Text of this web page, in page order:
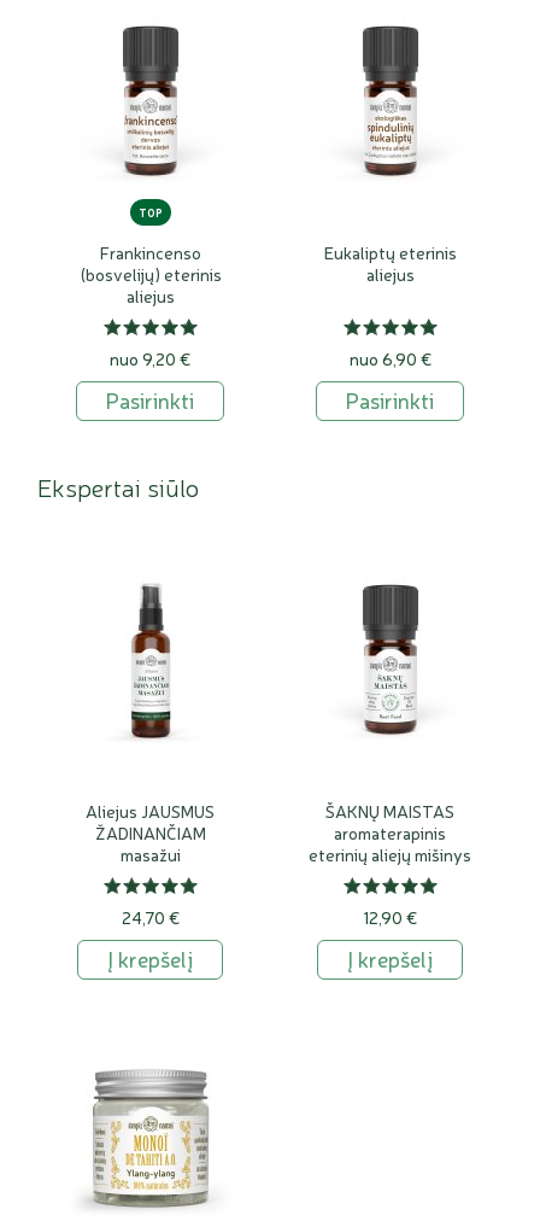
TOP
Frankincenso
(bosvelijų) eterinis
aliejus
nuo 9,20 €
Pasirinkti
Eukaliptų eterinis
aliejus
nuo 6,90 €
Pasirinkti
Ekspertai siūlo
Aliejus JAUSMUS
ŽADINANČIAM
masažui
24,70 €
Į krepšelį
ŠAKNŲ MAISTAS
aromaterapinis
eterinių aliejų mišinys
plaukams
12,90 €
Į krepšelį